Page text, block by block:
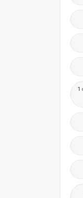
اختبارات الكترونيه 1